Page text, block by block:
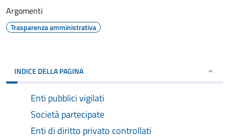
Argomenti
Trasparenza amministrativa
INDICE DELLA PAGINA
Enti pubblici vigilati
Società partecipate
Enti di diritto privato controllati